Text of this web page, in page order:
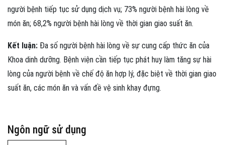
Ngôn ngữ sử dụng
người bệnh tiếp tục sử dụng dịch vụ; 73% người bệnh hài lòng về
món ăn; 68,2% người bệnh hài lòng về thời gian giao suất ăn.
Kết luận: Đa số người bệnh hài lòng về sự cung cấp thức ăn của
Khoa dinh dưỡng. Bệnh viện cần tiếp tục phát huy làm tăng sự hài
lòng của người bệnh về chế độ ăn hợp lý, đặc biệt về thời gian giao
suất ăn, các món ăn và vấn đề vệ sinh khay đựng.